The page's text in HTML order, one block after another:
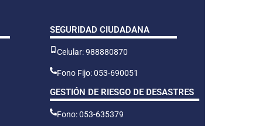
SEGURIDAD CIUDADANA
Celular: 988880870
Fono Fijo: 053-690051
GESTIÓN DE RIESGO DE DESASTRES
Fono: 053-635379